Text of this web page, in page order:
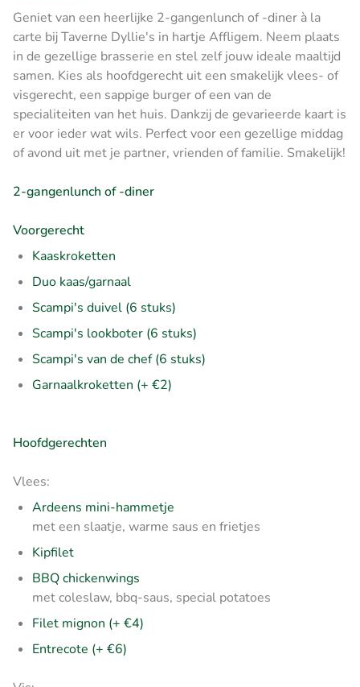
Geniet van een heerlijke 2-gangenlunch of -diner à la
carte bij Taverne Dyllie's in hartje Affligem. Neem plaats
in de gezellige brasserie en stel zelf jouw ideale maaltijd
samen. Kies als hoofdgerecht uit een smakelijk vlees- of
visgerecht, een sappige burger of een van de
specialiteiten van het huis. Dankzij de gevarieerde kaart is
er voor ieder wat wils. Perfect voor een gezellige middag
of avond uit met je partner, vrienden of familie. Smakelijk!
2-gangenlunch of -diner
Voorgerecht
Kaaskroketten
Duo kaas/garnaal
Scampi's duivel (6 stuks)
Scampi's lookboter (6 stuks)
Scampi's van de chef (6 stuks)
Garnaalkroketten (+ €2)
Hoofdgerechten
Vlees:
Ardeens mini-hammetje
met een slaatje, warme saus en frietjes
Kipfilet
BBQ chickenwings
met coleslaw, bbq-saus, special potatoes
Filet mignon (+ €4)
Entrecote (+ €6)